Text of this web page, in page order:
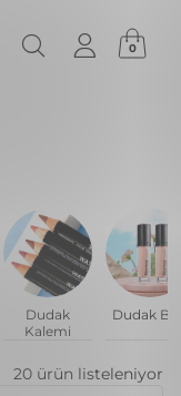
0
Dudak
Kalemi
Dudak
20 ürün listeleniyor